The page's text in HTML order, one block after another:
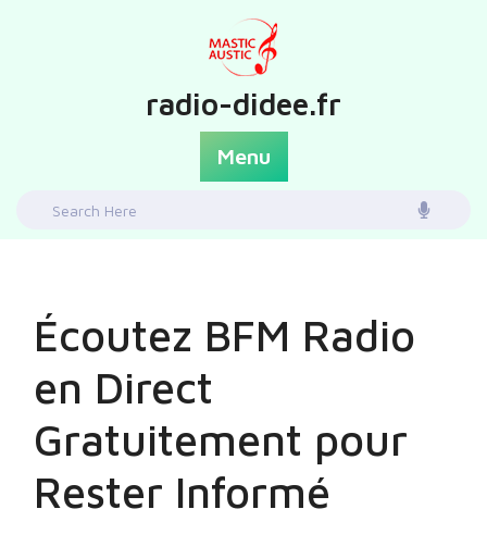
radio-didee.fr
Menu
Search
Écoutez BFM Radio
en Direct
Gratuitement pour
Rester Informé